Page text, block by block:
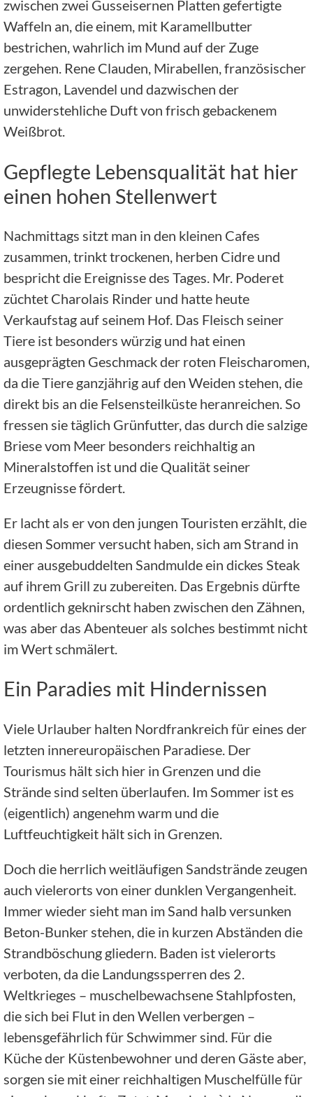
zwischen zwei Gusseisernen Platten gefertigte
Waffeln an, die einem, mit Karamellbutter
bestrichen, wahrlich im Mund auf der Zuge
zergehen. Rene Clauden, Mirabellen, französischer
Estragon, Lavendel und dazwischen der
unwiderstehliche Duft von frisch gebackenem
Weißbrot.
Gepflegte Lebensqualität hat hier
einen hohen Stellenwert
Nachmittags sitzt man in den kleinen Cafes
zusammen, trinkt trockenen, herben Cidre und
bespricht die Ereignisse des Tages. Mr. Poderet
züchtet Charolais Rinder und hatte heute
Verkaufstag auf seinem Hof. Das Fleisch seiner
Tiere ist besonders würzig und hat einen
ausgeprägten Geschmack der roten Fleischaromen,
da die Tiere ganzjährig auf den Weiden stehen, die
direkt bis an die Felsensteilküste heranreichen. So
fressen sie täglich Grünfutter, das durch die salzige
Briese vom Meer besonders reichhaltig an
Mineralstoffen ist und die Qualität seiner
Erzeugnisse fördert.
Er lacht als er von den jungen Touristen erzählt, die
diesen Sommer versucht haben, sich am Strand in
einer ausgebuddelten Sandmulde ein dickes Steak
auf ihrem Grill zu zubereiten. Das Ergebnis dürfte
ordentlich geknirscht haben zwischen den Zähnen,
was aber das Abenteuer als solches bestimmt nicht
im Wert schmälert.
Ein Paradies mit Hindernissen
Viele Urlauber halten Nordfrankreich für eines der
letzten innereuropäischen Paradiese. Der
Tourismus hält sich hier in Grenzen und die
Strände sind selten überlaufen. Im Sommer ist es
(eigentlich) angenehm warm und die
Luftfeuchtigkeit hält sich in Grenzen.
Doch die herrlich weitläufigen Sandstrände zeugen
auch vielerorts von einer dunklen Vergangenheit.
Immer wieder sieht man im Sand halb versunken
Beton-Bunker stehen, die in kurzen Abständen die
Strandböschung gliedern. Baden ist vielerorts
verboten, da die Landungssperren des 2.
Weltkrieges – muschelbewachsene Stahlpfosten,
die sich bei Flut in den Wellen verbergen –
lebensgefährlich für Schwimmer sind. Für die
Küche der Küstenbewohner und deren Gäste aber,
sorgen sie mit einer reichhaltigen Muschelfülle für